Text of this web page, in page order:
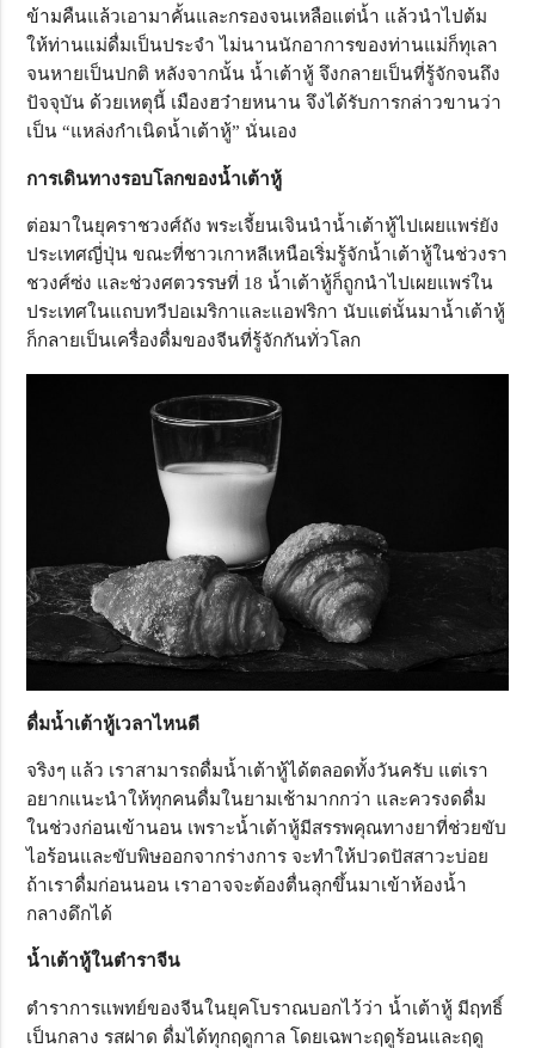
ข้ามคืนแล้วเอามาคั้นและกรองจนเหลือแต่น้ำ แล้วนำไปต้ม
ให้ท่านแม่ดื่มเป็นประจำ ไม่นานนักอาการของท่านแม่ก็ทุเลา
จนหายเป็นปกติ หลังจากนั้น น้ำเต้าหู้ จึงกลายเป็นที่รู้จักจนถึง
ปัจจุบัน ด้วยเหตุนี้ เมืองฮว๋ายหนาน จึงได้รับการกล่าวขานว่า
เป็น “แหล่งกำเนิดน้ำเต้าหู้” นั่นเอง
การเดินทางรอบโลกของน้ำเต้าหู้
ต่อมาในยุคราชวงศ์ถัง พระเจี้ยนเจินนำน้ำเต้าหู้ไปเผยแพร่ยัง
ประเทศญี่ปุ่น ขณะที่ชาวเกาหลีเหนือเริ่มรู้จักน้ำเต้าหู้ในช่วงรา
ชวงศ์ซ่ง และช่วงศตวรรษที่ 18 น้ำเต้าหู้ก็ถูกนำไปเผยแพร่ใน
ประเทศในแถบทวีปอเมริกาและแอฟริกา นับแต่นั้นมาน้ำเต้าหู้
ก็กลายเป็นเครื่องดื่มของจีนที่รู้จักกันทั่วโลก
ดื่มน้ำเต้าหู้เวลาไหนดี
จริงๆ แล้ว เราสามารถดื่มน้ำเต้าหู้ได้ตลอดทั้งวันครับ แต่เรา
อยากแนะนำให้ทุกคนดื่มในยามเช้ามากกว่า และควรงดดื่ม
ในช่วงก่อนเข้านอน เพราะน้ำเต้าหู้มีสรรพคุณทางยาที่ช่วยขับ
ไอร้อนและขับพิษออกจากร่างการ จะทำให้ปวดปัสสาวะบ่อย
ถ้าเราดื่มก่อนนอน เราอาจจะต้องตื่นลุกขึ้นมาเข้าห้องน้ำ
กลางดึกได้
น้ำเต้าหู้ในตำราจีน
ตำราการแพทย์ของจีนในยุคโบราณบอกไว้ว่า น้ำเต้าหู้ มีฤทธิ์
เป็นกลาง รสฝาด ดื่มได้ทุกฤดูกาล โดยเฉพาะฤดูร้อนและฤดู